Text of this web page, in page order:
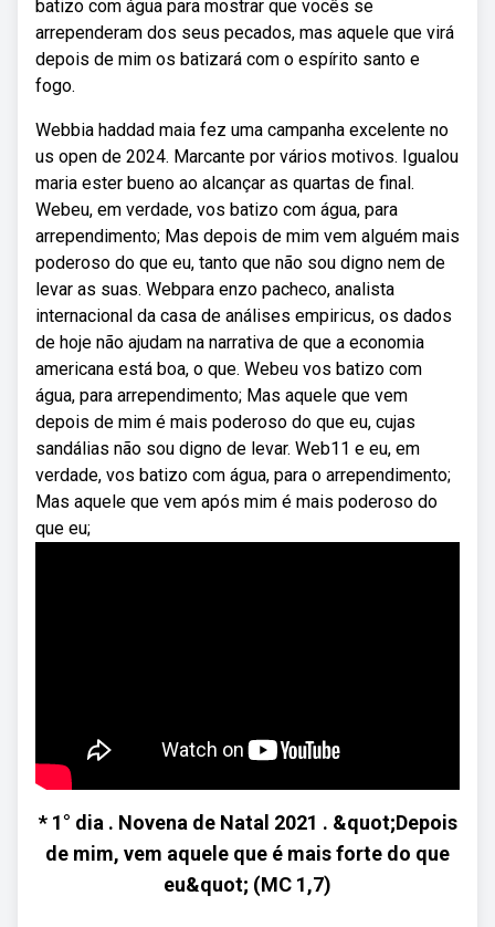
batizo com água para mostrar que vocês se
arrependeram dos seus pecados, mas aquele que virá
depois de mim os batizará com o espírito santo e
fogo.
Webbia haddad maia fez uma campanha excelente no
us open de 2024. Marcante por vários motivos. Igualou
maria ester bueno ao alcançar as quartas de final.
Webeu, em verdade, vos batizo com água, para
arrependimento; Mas depois de mim vem alguém mais
poderoso do que eu, tanto que não sou digno nem de
levar as suas. Webpara enzo pacheco, analista
internacional da casa de análises empiricus, os dados
de hoje não ajudam na narrativa de que a economia
americana está boa, o que. Webeu vos batizo com
água, para arrependimento; Mas aquele que vem
depois de mim é mais poderoso do que eu, cujas
sandálias não sou digno de levar. Web11 e eu, em
verdade, vos batizo com água, para o arrependimento;
Mas aquele que vem após mim é mais poderoso do
que eu;
* 1° dia . Novena de Natal 2021 . &quot;Depois
de mim, vem aquele que é mais forte do que
eu&quot; (MC 1,7)